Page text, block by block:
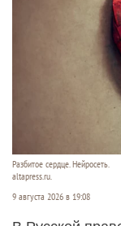
Разбитое сердце. Нейросеть.
altapress.ru.
9 августа 2026 в 19:08